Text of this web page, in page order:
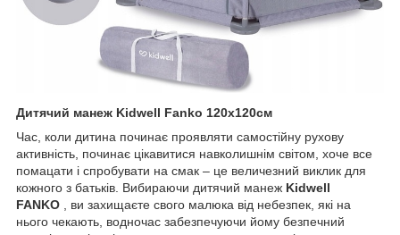
Дитячий манеж Kidwell Fanko 120х120см
Час, коли дитина починає проявляти самостійну рухову
активність, починає цікавитися навколишнім світом, хоче все
помацати і спробувати на смак – це величезний виклик для
кожного з батьків. Вибираючи дитячий манеж Kidwell
FANKO , ви захищаєте свого малюка від небезпек, які на
нього чекають, водночас забезпечуючи йому безпечний